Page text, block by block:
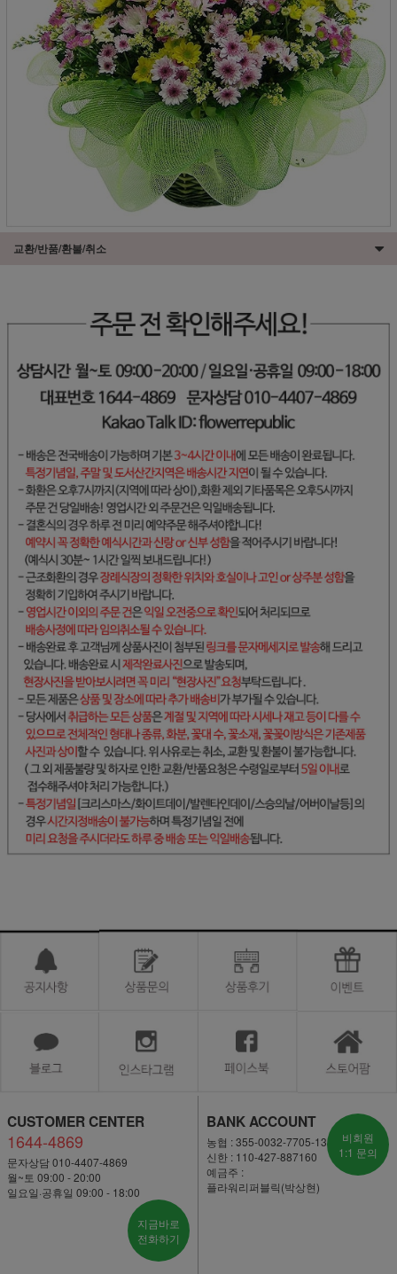
교환/반품/환불/취소
CUSTOMER CENTER
1644-4869
문자상담 010-4407-4869
월~토 09:00 - 20:00
일요일·공휴일 09:00 - 18:00
지금바로
전화하기
BANK ACCOUNT
농협 : 355-0032-7705-13
신한 : 110-427-887160
예금주 :
플라워리퍼블릭(박상현)
비회원
1:1 문의